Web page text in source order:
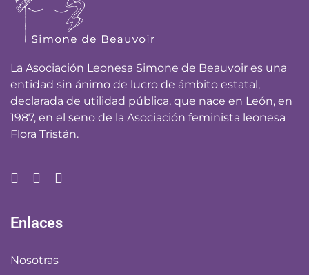
La Asociación Leonesa Simone de Beauvoir es una
entidad sin ánimo de lucro de ámbito estatal,
declarada de utilidad pública, que nace en León, en
1987, en el seno de la Asociación feminista leonesa
Flora Tristán.
Enlaces
Nosotras